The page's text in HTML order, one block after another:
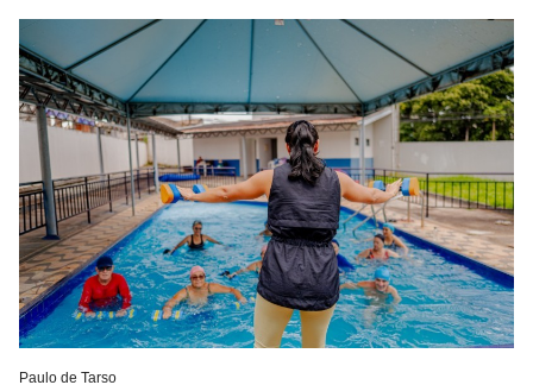
Paulo de Tarso